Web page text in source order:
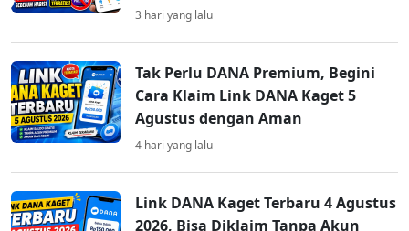
3 hari yang lalu
Tak Perlu DANA Premium, Begini
Cara Klaim Link DANA Kaget 5
Agustus dengan Aman
4 hari yang lalu
Link DANA Kaget Terbaru 4 Agustus
2026, Bisa Diklaim Tanpa Akun